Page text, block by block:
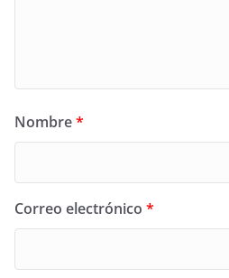
Nombre*
Correo electrónico *